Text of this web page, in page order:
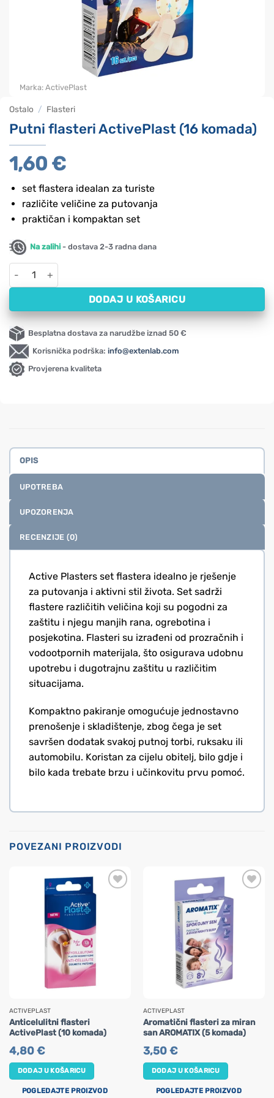
Ostalo / Flasteri
Putni flasteri ActivePlast (16 komada)
1,60 €
set flastera idealan za turiste
različite veličine za putovanja
praktičan i kompaktan set
Na zalihi - dostava 2-3 radna dana
Putni flasteri ActivePlast (16 komada) količina
DODAJ U KOŠARICU
Besplatna dostava za narudžbe iznad 50 €
Korisnička podrška: info@extenlab.com
Provjerena kvaliteta
Marka: ActivePlast
OPIS
UPOTREBA
UPOZORENJA
RECENZIJE (0)
Active Plasters set flastera idealno je rješenje
za putovanja i aktivni stil života. Set sadrži
flastere različitih veličina koji su pogodni za
zaštitu i njegu manjih rana, ogrebotina i
posjekotina. Flasteri su izrađeni od prozračnih i
vodootpornih materijala, što osigurava udobnu
upotrebu i dugotrajnu zaštitu u različitim
situacijama.
Kompaktno pakiranje omogućuje jednostavno
prenošenje i skladištenje, zbog čega je set
savršen dodatak svakoj putnoj torbi, ruksaku ili
automobilu. Koristan za cijelu obitelj, bilo gdje i
bilo kada trebate brzu i učinkovitu prvu pomoć.
POVEZANI PROIZVODI
ACTIVEPLAST
Anticelulitni flasteri
ActivePlast (10 komada)
4,80€
DODAJ U KOŠARICU
POGLEDAJTE PROIZVOD
ACTIVEPLAST
Aromatični flasteri za miran
san AROMATIX (5 komada)
3,50€
DODAJ U KOŠARICU
POGLEDAJTE PROIZVOD